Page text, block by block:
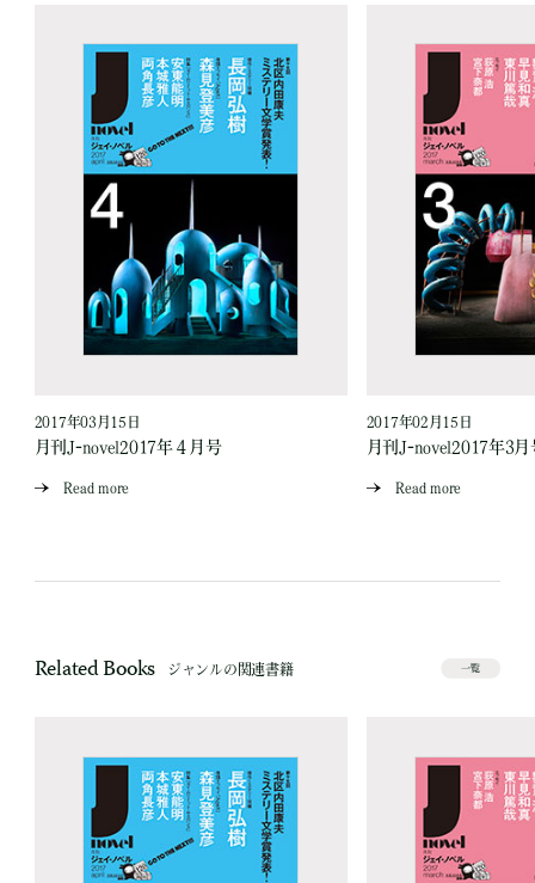
2017年03月15日
月刊J-novel2017年４月号
Read more
2017年02月15日
月刊J-novel2017年3月
Read more
Related Books ジャンルの関連書籍 一覧